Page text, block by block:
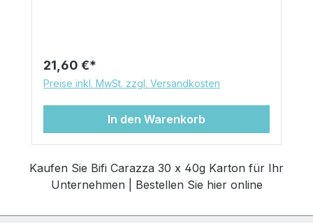
Regulärer Preis:
21,60 €
Preise inkl. MwSt. zzgl. Versandkosten
In den Warenkorb
Kaufen Sie Bifi Carazza 30 x 40g Karton für Ihr
Unternehmen | Bestellen Sie hier online